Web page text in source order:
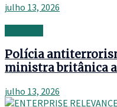
julho 13, 2026
Polícia
ministra britânica
julho 13, 2026